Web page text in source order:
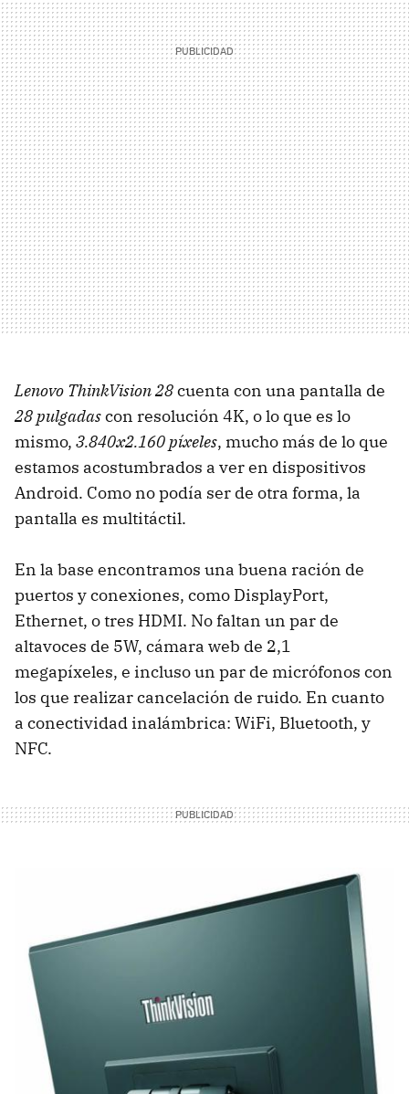
Lenovo ThinkVision 28cuenta con una pantalla de
28 pulgadascon resolución 4K, o lo que es lo
mismo, 3.840x2.160 píxeles, mucho más de lo que
estamos acostumbrados a ver en dispositivos
Android. Como no podía ser de otra forma, la
pantalla es multitáctil.
En la base encontramos una buena ración de
puertos y conexiones, como DisplayPort,
Ethernet, o tres HDMI. No faltan un par de
altavoces de 5W, cámara web de 2,1
megapíxeles, e incluso un par de micrófonos con
los que realizar cancelación de ruido. En cuanto
a conectividad inalámbrica: WiFi, Bluetooth, y
NFC.